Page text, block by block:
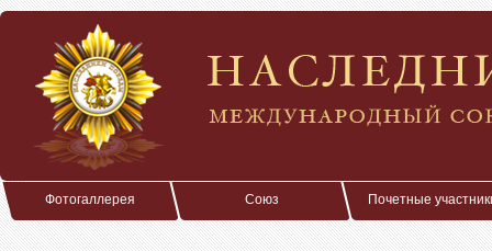
Фотогаллерея Союз Почетные